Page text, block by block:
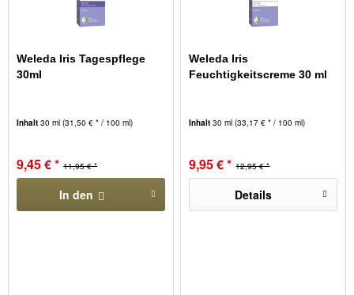
Weleda Iris Tagespflege
30ml
Inhalt30 ml(31,50 € * / 100 ml)
11,95 € *
9,45 € *
In den
Weleda Iris
Feuchtigkeitscreme 30 ml
Inhalt30 ml(33,17 € * / 100 ml)
12,95 € *
9,95 € *
Details